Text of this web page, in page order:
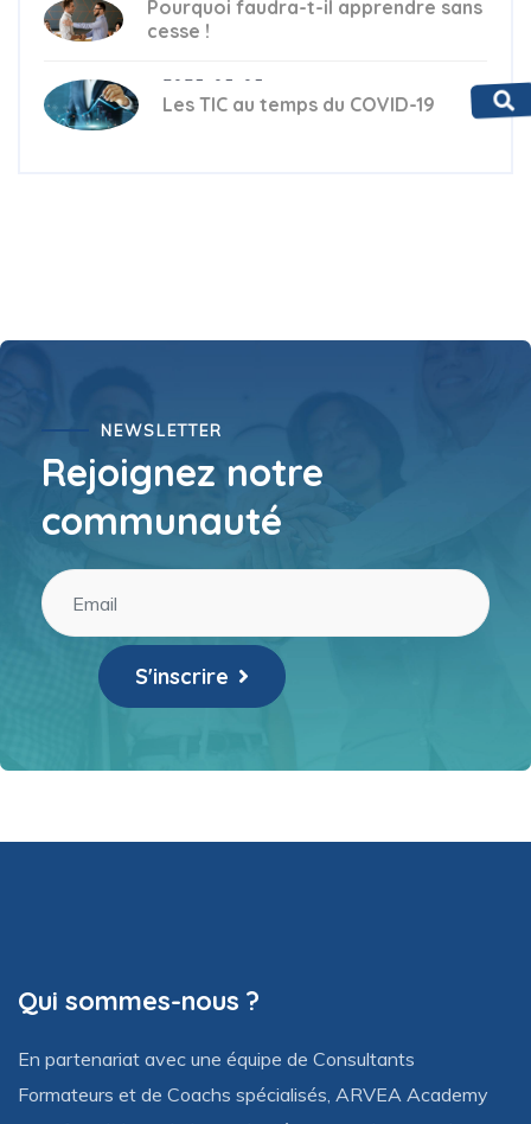
Pourquoi faudra-t-il apprendre sans
cesse !
Les TIC au temps du COVID-19
NEWSLETTER
Rejoignez notre
communauté
S'inscrire
Qui sommes-nous ?
En partenariat avec une équipe de Consultants
Formateurs et de Coachs spécialisés, ARVEA Academy